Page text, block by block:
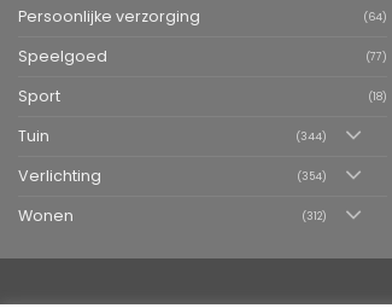
Persoonlijke verzorging (64)
Speelgoed (77)
Sport (18)
Tuin (344)
Verlichting (354)
Wonen (312)